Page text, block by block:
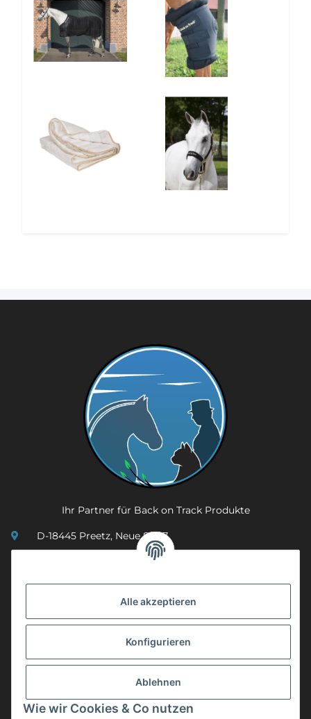
Alle akzeptieren
Konfigurieren
Ablehnen
Wie wir Cookies & Co nutzen
10%
Ihr Partner für Back on Track Produkte
D-18445 Preetz, Neue Str. 7
info@mobility-in-harmony.de
Informationen
Back on Track
ZAHLUNGSMETHODEN